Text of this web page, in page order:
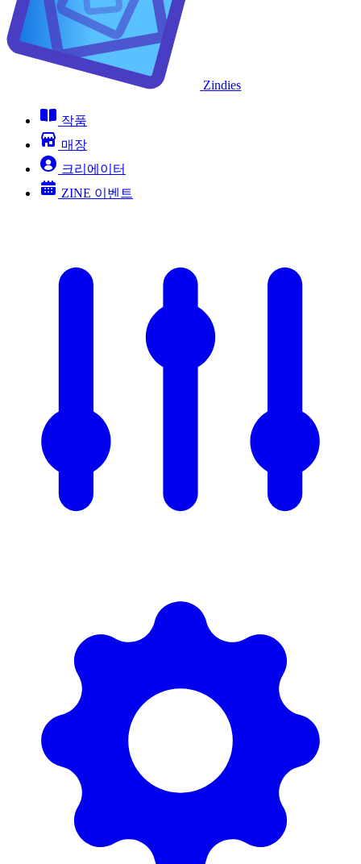
Zindies
작품
매장
크리에이터
ZINE 이벤트